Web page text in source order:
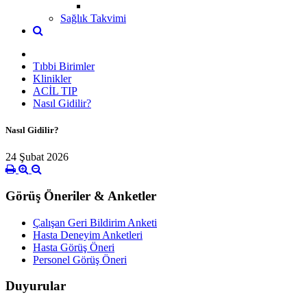
Sağlık Takvimi
Tıbbi Birimler
Klinikler
ACİL TIP
Nasıl Gidilir?
Nasıl Gidilir?
24 Şubat 2026
Görüş Öneriler & Anketler
Çalışan Geri Bildirim Anketi
Hasta Deneyim Anketleri
Hasta Görüş Öneri
Personel Görüş Öneri
Duyurular